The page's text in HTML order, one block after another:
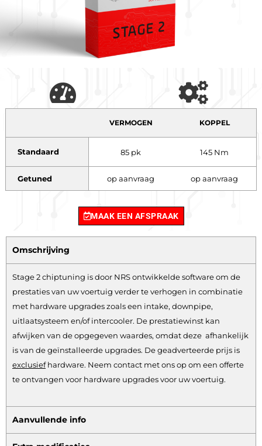
VERMOGEN KOPPEL
Standaard 85 pk 145 Nm
Getuned op aanvraag op aanvraag
MAAK EEN AFSPRAAK
Omschrijving
Stage 2 chiptuning is door NRS ontwikkelde software om de
prestaties van uw voertuig verder te verhogen in combinatie
met hardware upgrades zoals een intake, downpipe,
uitlaatsysteem en/of intercooler. De prestatiewinst kan
afwijken van de opgegeven waardes, omdat deze afhankelijk
is van de geïnstalleerde upgrades. De geadverteerde prijs is
exclusiefhardware. Neem contact met ons op om een offerte
te ontvangen voor hardware upgrades voor uw voertuig.
Aanvullende info